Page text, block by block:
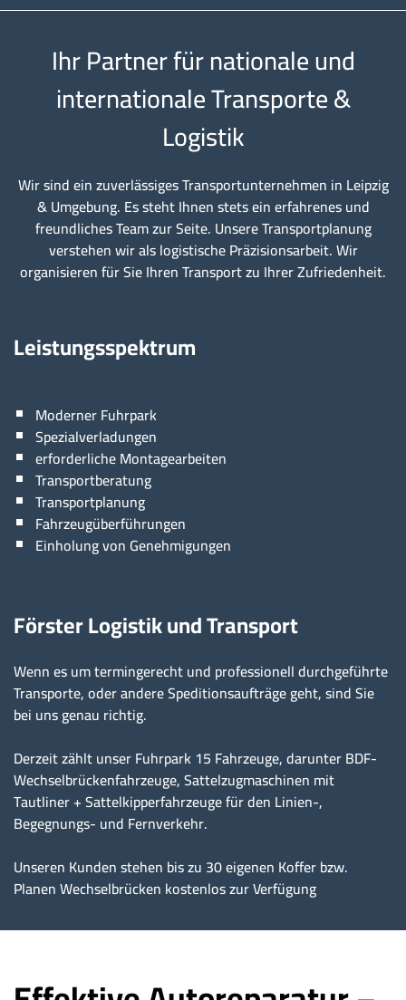
Ihr Partner für nationale und
internationale Transporte &
Logistik
Wir sind ein zuverlässiges Transportunternehmen in Leipzig
& Umgebung. Es steht Ihnen stets ein erfahrenes und
freundliches Team zur Seite. Unsere Transportplanung
verstehen wir als logistische Präzisionsarbeit. Wir
organisieren für Sie Ihren Transport zu Ihrer Zufriedenheit.
Leistungsspektrum
Moderner Fuhrpark
Spezialverladungen
erforderliche Montagearbeiten
Transportberatung
Transportplanung
Fahrzeugüberführungen
Einholung von Genehmigungen
Förster Logistik und Transport
Wenn es um termingerecht und professionell durchgeführte
Transporte, oder andere Speditionsaufträge geht, sind Sie
bei uns genau richtig.
Derzeit zählt unser Fuhrpark 15 Fahrzeuge, darunter BDF-
Wechselbrückenfahrzeuge, Sattelzugmaschinen mit
Tautliner + Sattelkipperfahrzeuge für den Linien-,
Begegnungs- und Fernverkehr.
Unseren Kunden stehen bis zu 30 eigenen Koffer bzw.
Planen Wechselbrücken kostenlos zur Verfügung